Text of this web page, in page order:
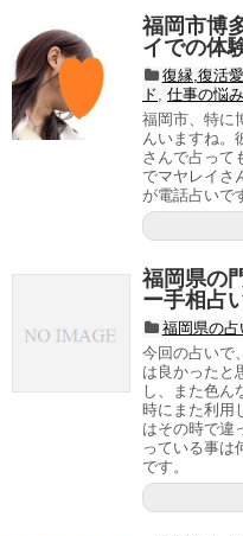
福岡市博
イでの体
復縁,復活
ド 仕事の悩
福岡市、特に
んいますね。
さんで占って
でマヤレイさ
が電話占いで
福岡県の
ー手相占
福岡県の占
今回の占いで
は良かったと
し、また色ん
時にまた利用
はその時で違
っている事は
です。